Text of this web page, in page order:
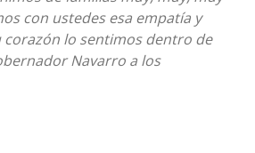
con ustedes esa empatía y
corazón lo sentimos dentro de
Navarro a los